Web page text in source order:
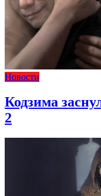
Новости
Кодзима
2